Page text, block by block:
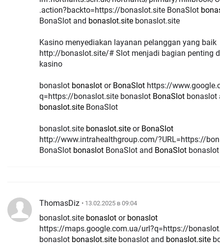
.action?backto=https://bonaslot.site BonaSlot
BonaSlot and bonaslot.site bonaslot.site
Kasino menyediakan layanan pelanggan yang baik
http://bonaslot.site/# Slot menjadi bagian penting
kasino
bonaslot bonaslot or BonaSlot
q=https://bonaslot.site bonaslot BonaSlot bonaslot
bonaslot.site BonaSlot
bonaslot.site bonaslot.site or BonaSlot
http://www.intrahealthgroup.com/?URL=https://
BonaSlot bonaslot BonaSlot and BonaSlot bonaslot
ThomasDiz • 13.02.2025 в 09:04
bonaslot.site bonaslot or bonaslot
https://maps.google.com.ua/url?q=https://
bonaslot bonaslot.site bonaslot and bonaslot.site